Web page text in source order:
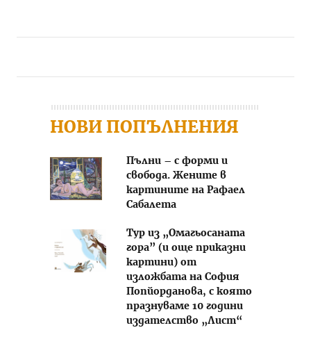
НОВИ ПОПЪЛНЕНИЯ
Пълни – с форми и
свобода. Жените в
картините на Рафаел
Сабалета
Тур из „Омагьосаната
гора” (и още приказни
картини) от
изложбата на София
Попйорданова, с която
празнуваме 10 години
издателство „Лист“